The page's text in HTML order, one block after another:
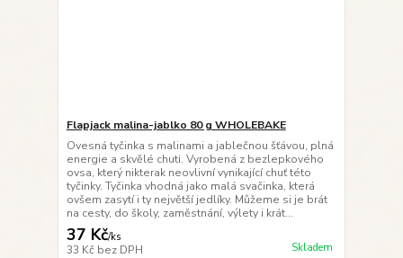
Flapjack malina-jablko 80 g WHOLEBAKE
Ovesná tyčinka s malinami a jablečnou šťávou, plná
energie a skvělé chuti. Vyrobená z bezlepkového
ovsa, který nikterak neovlivní vynikající chuť této
tyčinky. Tyčinka vhodná jako malá svačinka, která
ovšem zasytí i ty největší jedlíky. Můžeme si je brát
na cesty, do školy, zaměstnání, výlety i krát...
37 Kč/ks
33 Kč bez DPH Skladem